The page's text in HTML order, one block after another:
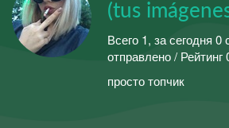
(tus
Всего 1, за сегодня
отправлено / Рейтинг
просто топчик